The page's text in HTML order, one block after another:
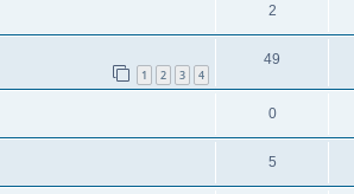
2
1 2 3 4
49
0
5